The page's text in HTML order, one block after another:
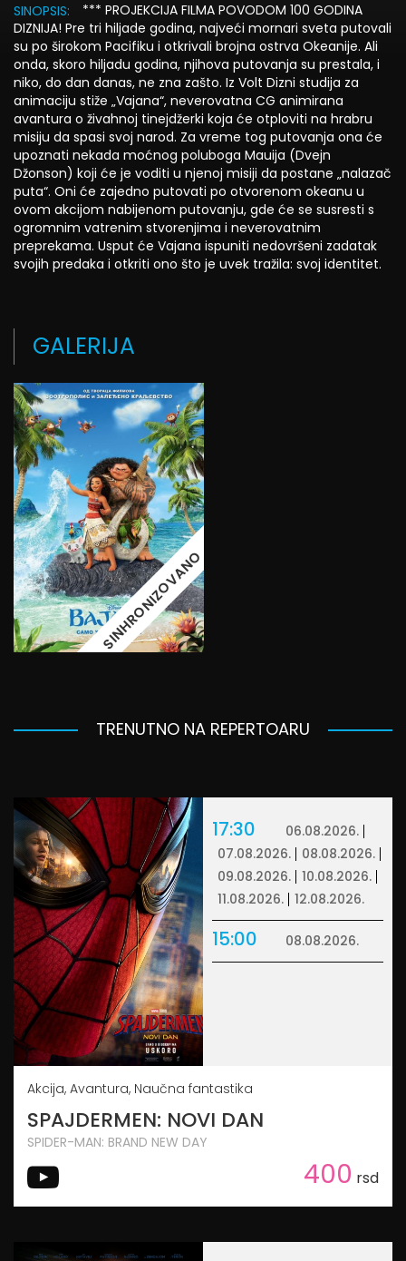
SINOPSIS:
*** PROJEKCIJA FILMA POVODOM 100 GODINA
DIZNIJA! Pre tri hiljade godina, najveći mornari sveta putovali
su po širokom Pacifiku i otkrivali brojna ostrva Okeanije. Ali
onda, skoro hiljadu godina, njihova putovanja su prestala, i
niko, do dan danas, ne zna zašto. Iz Volt Dizni studija za
animaciju stiže „Vajana“, neverovatna CG animirana
avantura o živahnoj tinejdžerki koja će otploviti na hrabru
misiju da spasi svoj narod. Za vreme tog putovanja ona će
upoznati nekada moćnog poluboga Mauija (Dvejn
Džonson) koji će je voditi u njenoj misiji da postane „nalazač
puta“. Oni će zajedno putovati po otvorenom okeanu u
ovom akcijom nabijenom putovanju, gde će se susresti s
ogromnim vatrenim stvorenjima i neverovatnim
preprekama. Usput će Vajana ispuniti nedovršeni zadatak
svojih predaka i otkriti ono što je uvek tražila: svoj identitet.
GALERIJA
SINHRONIZOVANO
TRENUTNO NA REPERTOARU
17:30
06.08.2026.
07.08.2026.
08.08.2026.
09.08.2026.
10.08.2026.
11.08.2026.
12.08.2026.
15:00 08.08.2026.
Akcija, Avantura, Naučna fantastika
SPAJDERMEN: NOVI DAN
SPIDER-MAN: BRAND NEW DAY
400 rsd